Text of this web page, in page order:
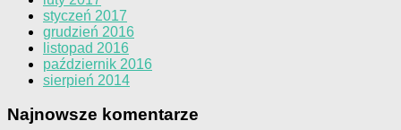
styczeń 2017
grudzień 2016
listopad 2016
październik 2016
sierpień 2014
Najnowsze komentarze